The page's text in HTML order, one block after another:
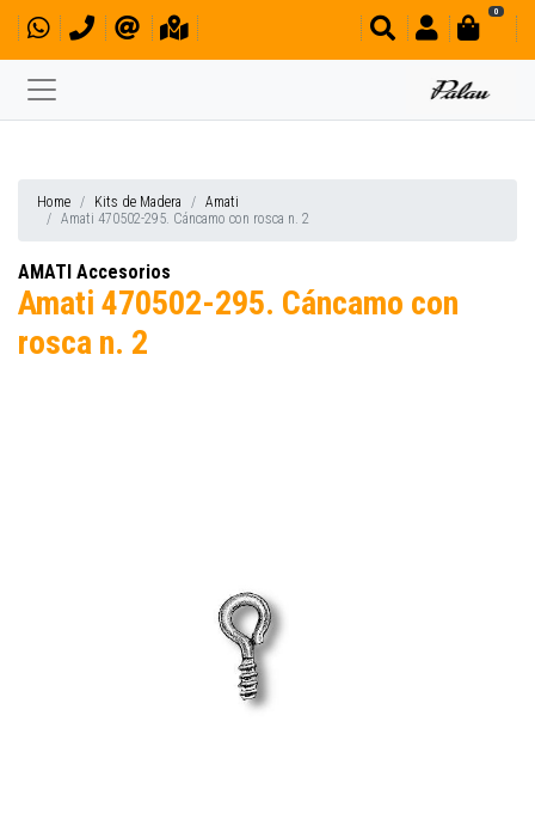
0
Home Kits de Madera
Amati
Amati 470502-295. Cáncamo con rosca n. 2
AMATI Accesorios
Amati 470502-295. Cáncamo con
rosca n. 2